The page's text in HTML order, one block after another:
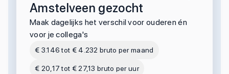
Amstelveen gezocht
Maak dagelijks het verschil voor ouderen én
voor je collega's
€ 3.146 tot € 4.232 bruto per maand
€ 20,17 tot € 27,13 bruto per uur